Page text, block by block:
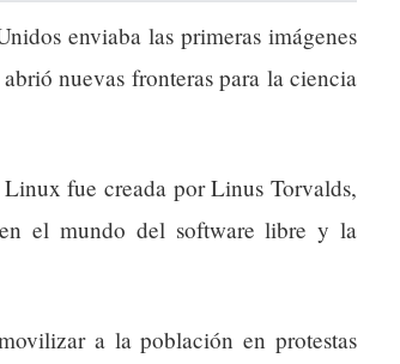
enviaba las primeras imágenes
nuevas fronteras para la ciencia
fue creada por Linus Torvalds,
el mundo del software libre y la
a la población en protestas